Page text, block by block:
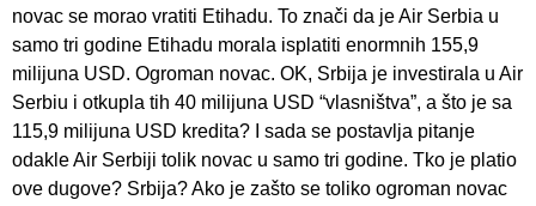
novac se morao vratiti Etihadu. To znači da je Air Serbia u
samo tri godine Etihadu morala isplatiti enormnih 155,9
milijuna USD. Ogroman novac. OK, Srbija je investirala u Air
Serbiu i otkupla tih 40 milijuna USD “vlasništva”, a što je sa
115,9 milijuna USD kredita? I sada se postavlja pitanje
odakle Air Serbiji tolik novac u samo tri godine. Tko je platio
ove dugove? Srbija? Ako je zašto se toliko ogroman novac